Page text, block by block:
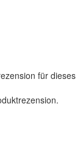
für dieses
.